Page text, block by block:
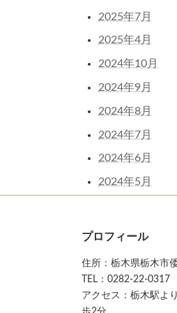
2025年7月
2025年4月
2024年10月
2024年9月
2024年8月
2024年7月
2024年6月
2024年5月
プロフィール
住所：栃木県栃木市
TEL：0282-22-0317
アクセス：栃木駅よ